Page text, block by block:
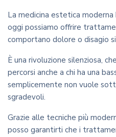
La medicina estetica
oggi possiamo offrire
comportano dolore o disagio
È una rivoluzione silenziosa,
percorsi anche a chi ha una
semplicemente non vuole
sgradevoli.
Grazie alle tecniche più
posso garantirti che i